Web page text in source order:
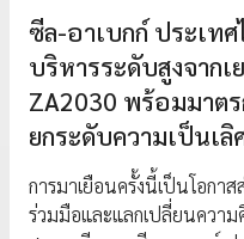
ซีล-อาเบกก์ ประเท
บริหารระดับสูงจาก
ZA2030 พร้อมมาต
ยกระดับความเป็นเ
การมาเยือนครั้งนี้เป็นโอกา
ร่วมมือและแลกเปลี่ยนความ